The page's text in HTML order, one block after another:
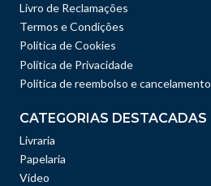
Livro de Reclamações
Termos e Condições
Política de Cookies
Política de Privacidade
Politica de reembolso e cancelamento
CATEGORIAS DESTACADAS
Livraria
Papelaria
Vídeo